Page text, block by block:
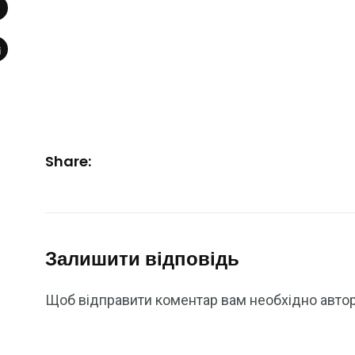
Share:
Залишити відповідь
Щоб відправити коментар вам необхідно